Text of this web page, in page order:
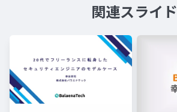
関連スライド